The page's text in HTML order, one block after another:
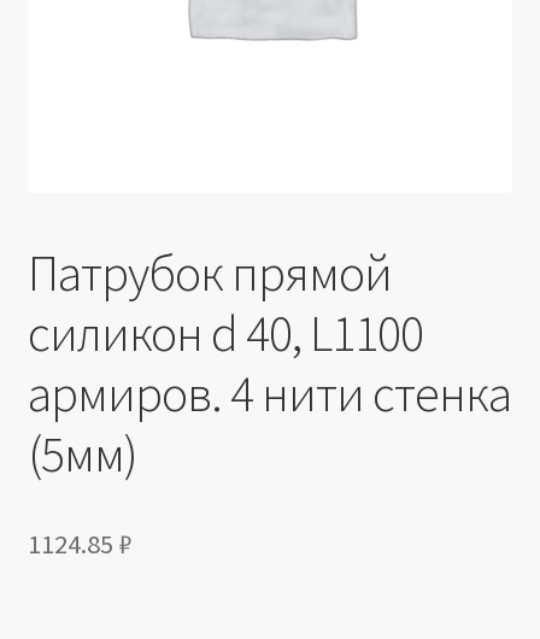
Патрубок прямой
силикон d 40, L1100
армиров. 4 нити стенка
(5мм)
1124.85 ₽